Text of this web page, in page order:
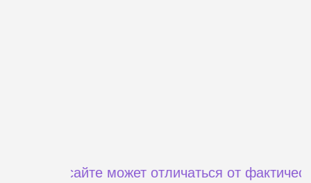
сайте может отличаться от фактической цены